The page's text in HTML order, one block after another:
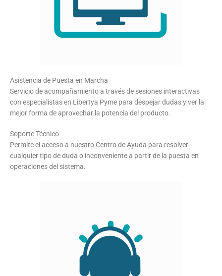
Asistencia de Puesta en Marcha
Servicio de acompañamiento a través de sesiones interactivas
con especialistas en Libertya Pyme para despejar dudas y ver la
mejor forma de aprovechar la potencia del producto.
Soporte Técnico
Permite el acceso a nuestro Centro de Ayuda para resolver
cualquier tipo de duda o inconveniente a partir de la puesta en
operaciones del sistema.